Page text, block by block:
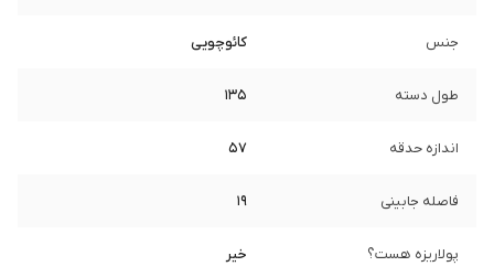
جنس کائوچویی
طول دسته 135
اندازه حدقه 57
فاصله جابینی 19
پولاریزه هست؟ خیر